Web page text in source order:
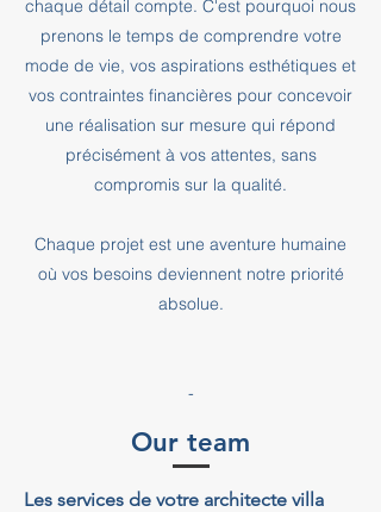
chaque détail compte. C'est pourquoi nous
prenons le temps de comprendre votre
mode de vie, vos aspirations esthétiques et
vos contraintes financières pour concevoir
une réalisation sur mesure qui répond
précisément à vos attentes, sans
compromis sur la qualité.
Chaque projet est une aventure humaine
où vos besoins deviennent notre priorité
absolue.
-
Our team
Les services de votre architecte villa